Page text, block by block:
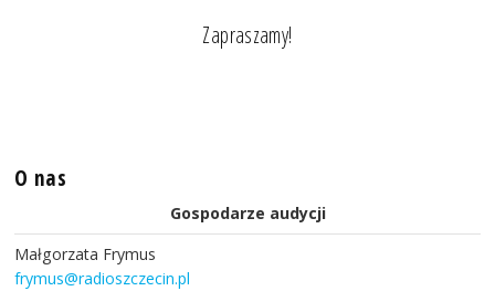
Zapraszamy!
O nas
Gospodarze audycji
Małgorzata Frymus
frymus@radioszczecin.pl